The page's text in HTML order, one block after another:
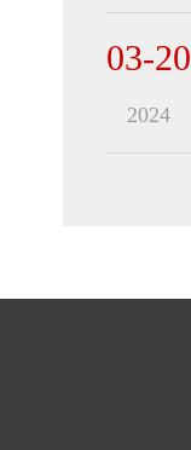
03-20
2024